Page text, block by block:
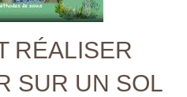
RÉALISER
SUR UN SOL